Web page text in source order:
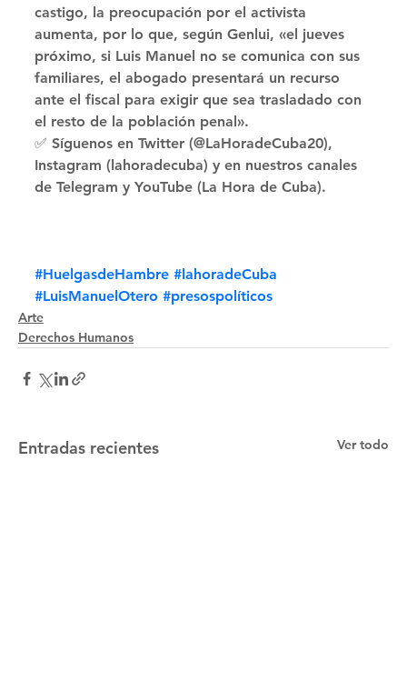
castigo, la preocupación por el activista
aumenta, por lo que, según Genlui, «el jueves
próximo, si Luis Manuel no se comunica con sus
familiares, el abogado presentará un recurso
ante el fiscal para exigir que sea trasladado con
el resto de la población penal».
✅ Síguenos en Twitter (@LaHoradeCuba20),
Instagram (lahoradecuba) y en nuestros canales
de Telegram y YouTube (La Hora de Cuba).
#HuelgasdeHambre #lahoradeCuba
#LuisManuelOtero #presospolíticos
Arte
Derechos Humanos
Entradas recientes Ver todo